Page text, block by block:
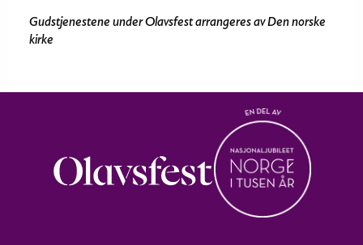
Gudstjenestene under Olavsfest arrangeres av Den norske
kirke